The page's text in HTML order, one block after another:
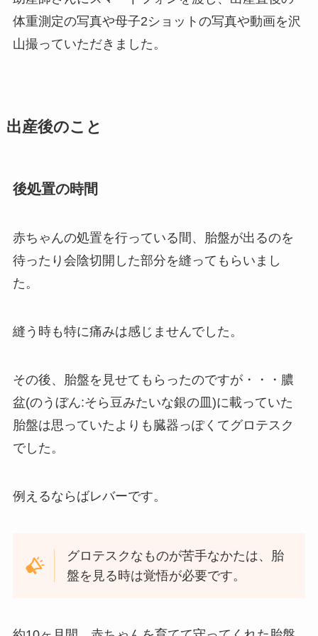
体重測定の写真や母子2ショットの写真や動画を沢
山撮っていただきました。
出産後のこと
後処置の時間
赤ちゃんの処置を行っている間、胎盤が出るのを
待ったり会陰切開した部分を縫ってもらいまし
た。
縫う時も特に痛みは感じませんでした。
その後、胎盤を見せてもらったのですが・・・膿
盆(のうぼん:そら豆みたいな銀の皿)に載っていた
胎盤は思っていたよりも臓器っぽくてグロテスク
でした。
例えるならばレバーです。
グロテスクなものが苦手なかたは、胎
盤を見る時は覚悟が必要です。